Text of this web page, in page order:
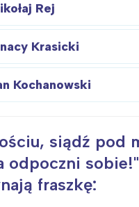
Rej
Krasicki
Kochanowski
siądź pod
odpoczni sobie!"
fraszkę: